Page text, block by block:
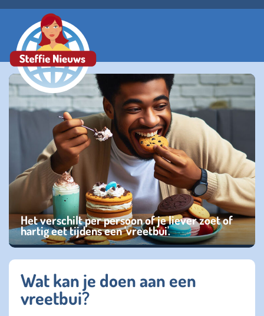
Het verschilt per persoon of je liever zoet of
hartig eet tijdens een 'vreetbui'.
Wat kan je doen aan een
vreetbui?